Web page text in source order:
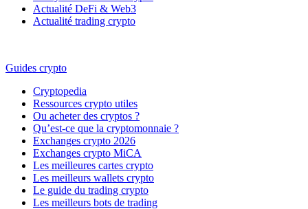
Actualité DeFi & Web3
Actualité trading crypto
Guides crypto
Cryptopedia
Ressources crypto utiles
Ou acheter des cryptos ?
Qu’est-ce que la cryptomonnaie ?
Exchanges crypto 2026
Exchanges crypto MiCA
Les meilleures cartes crypto
Les meilleurs wallets crypto
Le guide du trading crypto
Les meilleurs bots de trading